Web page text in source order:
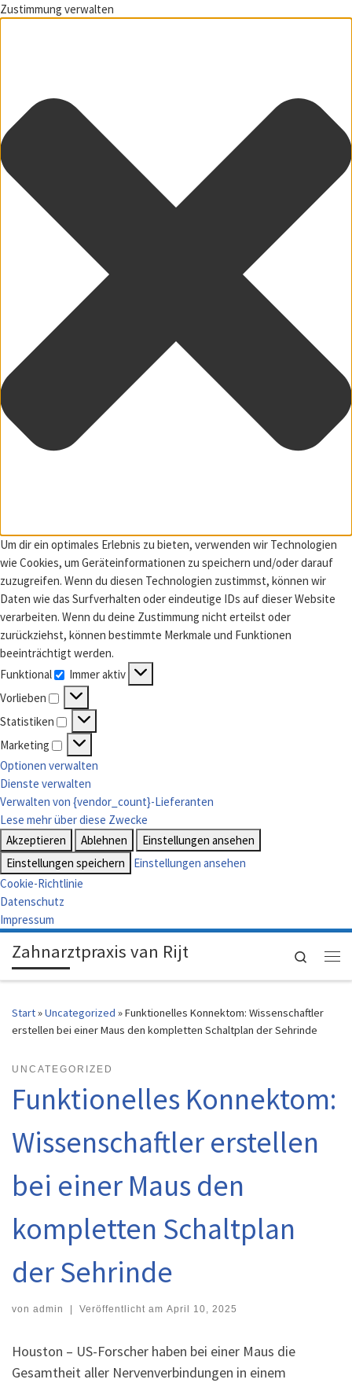
Zustimmung verwalten
Um dir ein optimales Erlebnis zu bieten, verwenden wir Technologien
wie Cookies, um Geräteinformationen zu speichern und/oder darauf
zuzugreifen. Wenn du diesen Technologien zustimmst, können wir
Daten wie das Surfverhalten oder eindeutige IDs auf dieser Website
verarbeiten. Wenn du deine Zustimmung nicht erteilst oder
zurückziehst, können bestimmte Merkmale und Funktionen
beeinträchtigt werden.
Funktional
Funktional
Immer aktiv
Vorlieben
Vorlieben
Statistiken
Statistiken
Marketing
Marketing
Optionen verwalten
Dienste verwalten
Verwalten von {vendor_count}-Lieferanten
Lese mehr über diese Zwecke
Akzeptieren
Ablehnen
Einstellungen ansehen
Einstellungen speichern
Einstellungen ansehen
Cookie-Richtlinie
Datenschutz
Impressum
Zum Inhalt springen
Zahnarztpraxis van Rijt
Search
Start»Uncategorized »Funktionelles Konnektom: Wissenschaftler
erstellen bei einer Maus den kompletten Schaltplan der Sehrinde
UNCATEGORIZED
Funktionelles Konnektom:
Wissenschaftler erstellen
bei einer Maus den
kompletten Schaltplan
der Sehrinde
von admin Veröffentlicht am April 10, 2025
Houston – US-Forscher haben bei einer Maus die
Gesamtheit aller Nervenverbindungen in einem